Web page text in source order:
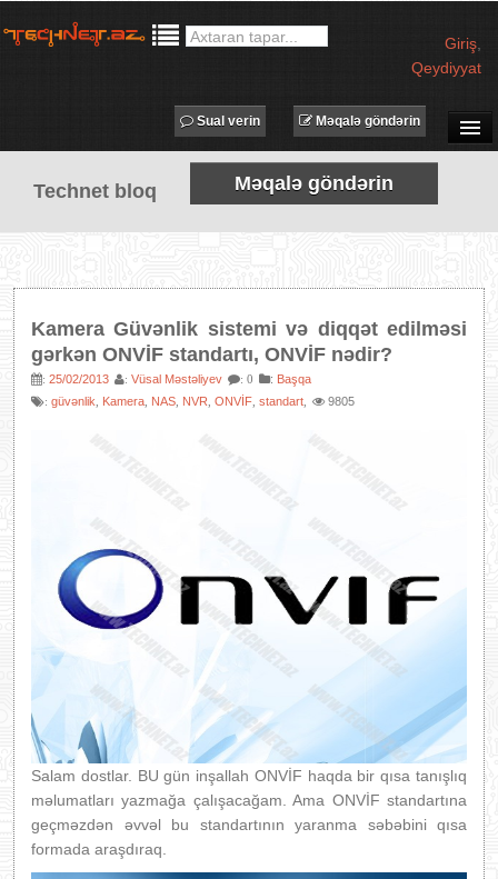
Giriş
Qeydiyyat
SUAL-CAVAB
TECHNET TV
MƏQALƏLƏR
PROQRAMLAR
AVADANLIQLAR
Məqalə göndərin
Sual verin
Technet bloq Məqalə göndərin
Kamera Güvənlik sistemi və diqqət edilməsi
gərkən ONVİF standartı, ONVİF nədir?
: 25/02/2013 : Vüsal Məstəliyev : 0 : Başqa
: güvənlik Kamera NAS NVR ONVİF standart 9805
Salam dostlar. BU gün inşallah ONVİF haqda bir qısa tanışlıq
məlumatları yazmağa çalışacağam. Ama ONVİF standartına
geçməzdən əvvəl bu standartının yaranma səbəbini qısa
formada araşdıraq.